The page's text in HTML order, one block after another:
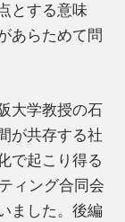
とする意味
あらためて問
大学教授の石
が共存する社
で起こり得る
ィング合同会
ました。後編